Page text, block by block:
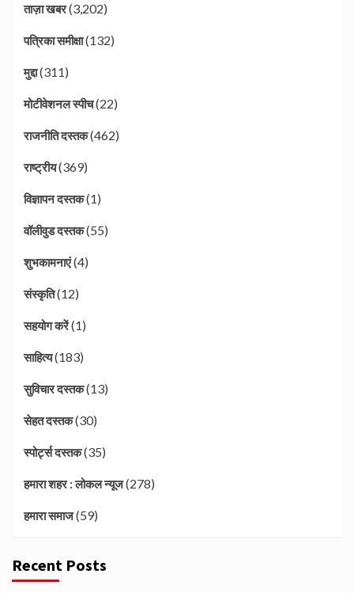
ताज़ा खबर(3,202)
पत्रिका समीक्षा(132)
मुद्दा(311)
मोटीवेशनल स्पीच(22)
राजनीति दस्तक(462)
राष्ट्रीय(369)
विज्ञापन दस्तक(1)
वॉलीवुड दस्तक(55)
शुभकामनाएं(4)
संस्कृति(12)
सहयोग करें(1)
साहित्य(183)
सुविचार दस्तक(13)
सेहत दस्तक(30)
स्पोर्ट्स दस्तक(35)
हमारा शहर : लोकल न्यूज(278)
हमारा समाज(59)
Recent Posts